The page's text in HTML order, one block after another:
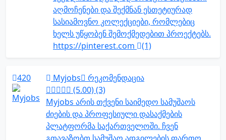
აღმოჩენები და შექმნან ესთეტიურად
სასიამოვნო კოლექციები, რომლებიც
ხელს უწყობენ შემოქმედებით პროექტებს.
https://pinterest.com
(1)
420 Myjobs
რეკომენდაცია
(5.00) (3)
Myjobs არის თქვენი საიმედო სამუშაოს
ძიების და პროფესიული დასაქმების
პლატფორმა საქართველოში. ჩვენ